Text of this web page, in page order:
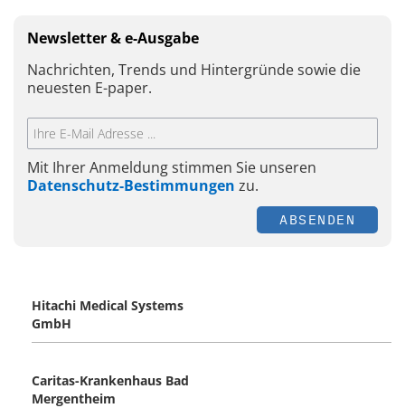
Newsletter & e-Ausgabe
Nachrichten, Trends und Hintergründe sowie die
neuesten E-paper.
Mit Ihrer Anmeldung stimmen Sie unseren
Datenschutz-Bestimmungen zu.
ABSENDEN
Hitachi Medical Systems
GmbH
Caritas-Krankenhaus Bad
Mergentheim